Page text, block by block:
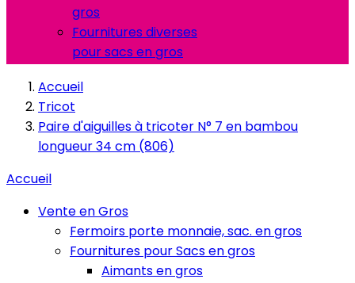
gros
Fournitures diverses
pour sacs en gros
Accueil
Tricot
Paire d'aiguilles à tricoter N° 7 en bambou
longueur 34 cm (806)
Accueil
Vente en Gros
Fermoirs porte monnaie, sac. en gros
Fournitures pour Sacs en gros
Aimants en gros